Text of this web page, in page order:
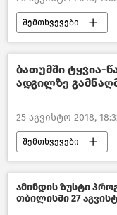
შემთხვევები
კრიმინალი
საქართველო
ბათუმში ტყვია-
ადგილზე
25 აგვისტო 2018,
შემთხვევები
შემთხვევები
საქართველო
ამინდის ზუსტი
თბილისში 27